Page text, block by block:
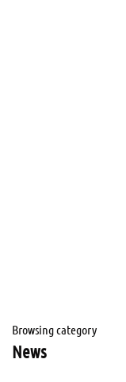
Browsing category
News